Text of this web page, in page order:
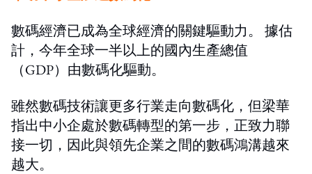
數碼經濟已成為全球經濟的關鍵驅動力。 據估
計，今年全球一半以上的國內生產總值
（GDP）由數碼化驅動。
雖然數碼技術讓更多行業走向數碼化，但梁華
指出中小企處於數碼轉型的第一步，正致力聯
接一切，因此與領先企業之間的數碼鴻溝越來
越大。